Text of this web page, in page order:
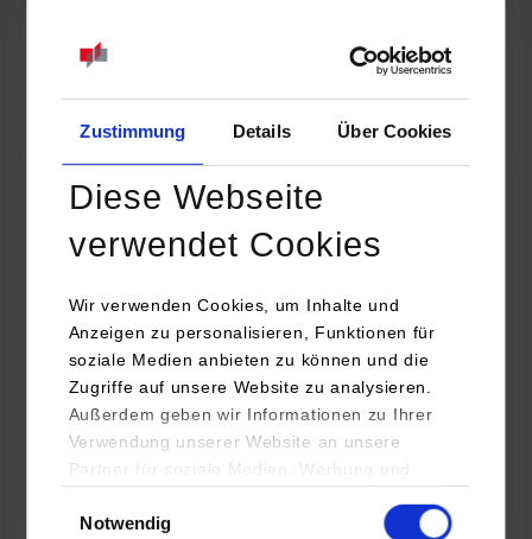
Zustimmung Details Über Cookies
Diese Webseite
verwendet Cookies
Wir verwenden Cookies, um Inhalte und
Anzeigen zu personalisieren, Funktionen für
soziale Medien anbieten zu können und die
Zugriffe auf unsere Website zu analysieren.
Außerdem geben wir Informationen zu Ihrer
Verwendung unserer Website an unsere
Partner für soziale Medien, Werbung und
YouTube, Google Maps) führen diese
Notwendig
Online INDIS-Infoveranstaltung für Studierende
Zum Event
Technologietag: Clean Urban Transportation –
nachhaltige Mobilität im (sub)urbanen Umfeld
16.09.2026 - 17.09.2026
Im Mittelpunkt stehen elektrische Antriebe, moderne
Batterietechnologien und innovative Fahrzeugkonzepte für
nachhaltige Mobilität in Stadt und…